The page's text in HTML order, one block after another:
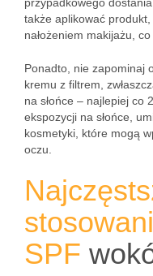
także aplikować
nałożeniem makijażu,
Ponadto, nie zapominaj
kremu z filtrem,
na słońce – najlepiej co
ekspozycji na słońce,
kosmetyki, które mogą
oczu.
SPF